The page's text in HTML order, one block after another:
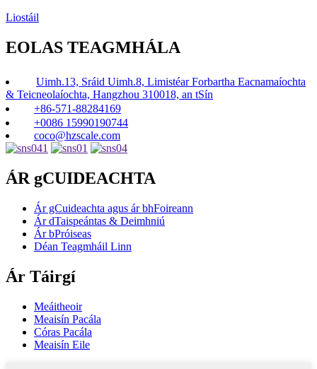
Liostáil
EOLAS TEAGMHÁLA
Uimh.13, Sráid Uimh.8, Limistéar Forbartha Eacnamaíochta
& Teicneolaíochta, Hangzhou 310018, an tSín
+86-571-88284169
+0086 15990190744
coco@hzscale.com
ÁR gCUIDEACHTA
Ár gCuideachta agus ár bhFoireann
Ár dTaispeántas & Deimhniú
Ár bPróiseas
Déan Teagmháil Linn
Ár Táirgí
Meáitheoir
Meaisín Pacála
Córas Pacála
Meaisín Eile